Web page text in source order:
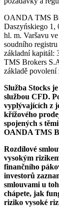
OANDA TMS
Daszyńskiego 1,
hl. m. Varšavu
soudního
základní kapitál:
TMS Brokers
základě
Služba Stocks
službou CFD.
vyplývajících z
křížového
spojených s
OANDA TMS
Rozdílové
vysokým
finančního
investorů
smlouvami u
chápete, jak
riziko vysoké